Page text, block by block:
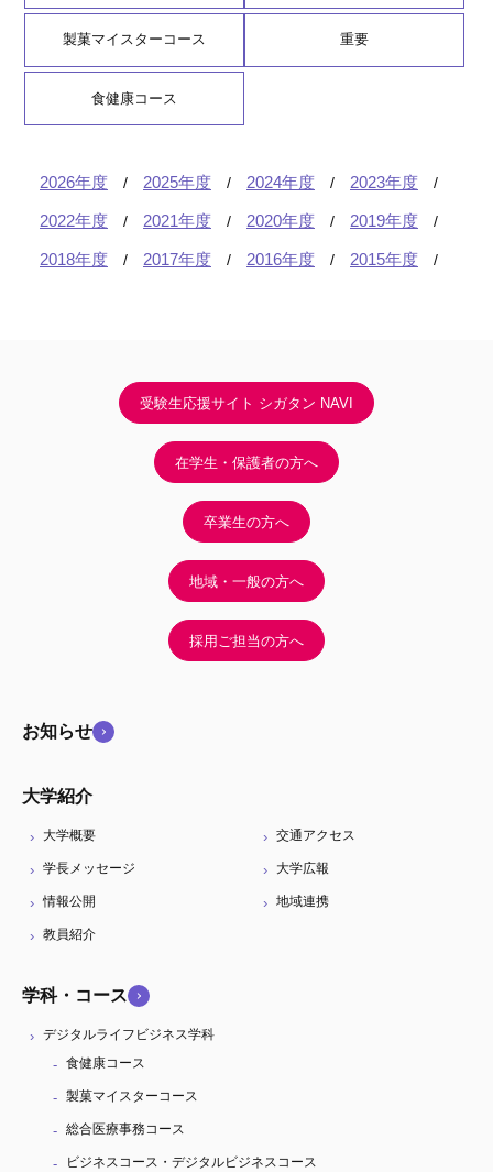
製菓マイスターコース 重要
食健康コース
2026年度 2025年度 2024年度 2023年度
2022年度 2021年度 2020年度 2019年度
2018年度 2017年度 2016年度 2015年度
受験生応援サイト シガタン NAVI
在学生・保護者の方へ
卒業生の方へ
地域・一般の方へ
採用ご担当の方へ
お知らせ
大学紹介
大学概要 交通アクセス
学長メッセージ 大学広報
情報公開 地域連携
教員紹介
学科・コース
デジタルライフビジネス学科
食健康コース
製菓マイスターコース
総合医療事務コース
ビジネスコース・デジタルビジネスコース